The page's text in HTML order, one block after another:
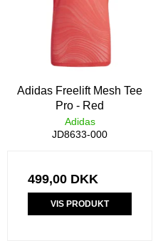
Adidas Freelift Mesh Tee
Pro - Red
Adidas
JD8633-000
499,00 DKK
VIS PRODUKT